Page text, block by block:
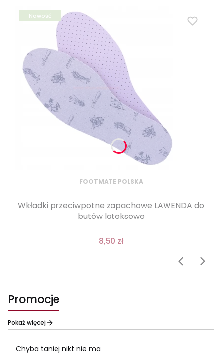
Nowość
FOOTMATE POLSKA
Wkładki przeciwpotne zapachowe LAWENDA do
butów lateksowe
8,50 zł
Promocje
Pokaż więcej
Chyba taniej nikt nie ma